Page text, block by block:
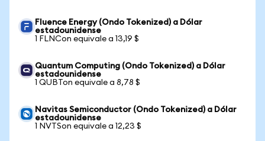
Fluence Energy (Ondo Tokenized) a Dólar
estadounidense
1 FLNCon equivale a 13,19 $
Quantum Computing (Ondo Tokenized) a Dólar
estadounidense
1 QUBTon equivale a 8,78 $
Navitas Semiconductor (Ondo Tokenized) a Dólar
estadounidense
1 NVTSon equivale a 12,23 $